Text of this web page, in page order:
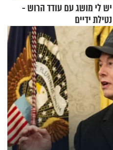
יש לי מושג עם עודד הרוש -
נטילת ידיים